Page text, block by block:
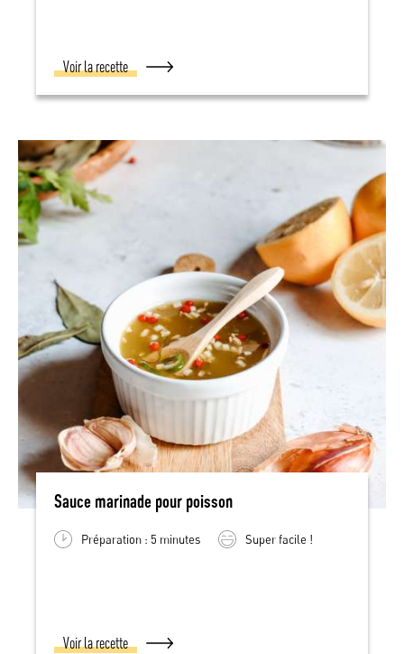
Voir la recette
Sauce marinade pour poisson
Préparation : 5 minutes Super facile !
Voir la recette